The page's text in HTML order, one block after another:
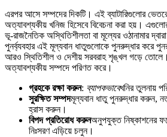
এরপর আসে সম্পদের দিকটি। এই ব্যাটারিগুলোর
অত্যাবশ্যকীয় খনিজ হিসেবে বিবেচনা করা হয়।
ভূ-রাজনৈতিক অস্থিতিশীলতা বা মূল্যের ওঠানামার
পুনর্ব্যবহার এই মূল্যবান ধাতুগুলোকে পুনরুদ্ধার করে
আরও স্থিতিশীল ও দেশীয় সরবরাহ শৃঙ্খল গড়ে
অত্যাবশ্যকীয় সম্পদে পরিণত করে।
গ্রহকে রক্ষা করুন: ব্যাপকভাবেখনির তুলনায়
সুরক্ষিত সম্পদমূল্যবান ধাতু পুনরুদ্ধার করুন,
হ্রাস করুন।
বিপদ প্রতিরোধ করুনঅনুপযুক্ত নিষ্কাশনের
নিঃসরণ এড়িয়ে চলুন।